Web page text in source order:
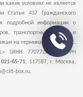
каких условиях не является
Статьи 437 Гражданского
подробной информации о
транспортных услугах и
на терминалы Сити-Бокс.
(ИНН 7707728911, ОГРН
65-71; 117587,г. Москва,
box.ru.